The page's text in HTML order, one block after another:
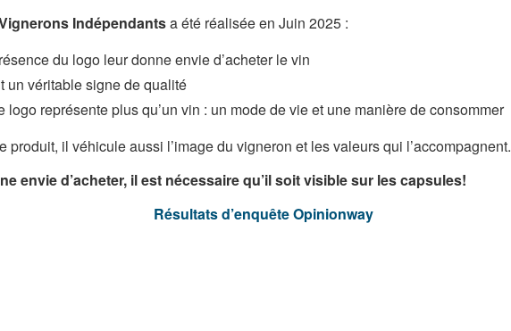
Indépendantsa été réalisée en Juin 2025 :
du logo leur donne envie d’acheter le vin
un véritable signe de qualité
représente plus qu’un vin : un mode de vie et une manière de consommer
il véhicule aussi l’image du vigneron et les valeurs qui l’accompagnent.
envie d’acheter, il est nécessaire qu’il soit visible sur les capsules!
Résultats d’enquête Opinionway